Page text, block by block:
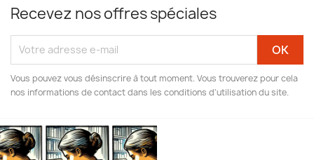
Recevez nos offres spéciales
Vous pouvez vous désinscrire à tout moment. Vous trouverez pour cela
nos informations de contact dans les conditions d'utilisation du site.